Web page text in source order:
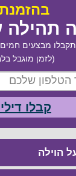
תהילה
מבצעים חמים
(לזמן מוגבל
קבלו
הוילה